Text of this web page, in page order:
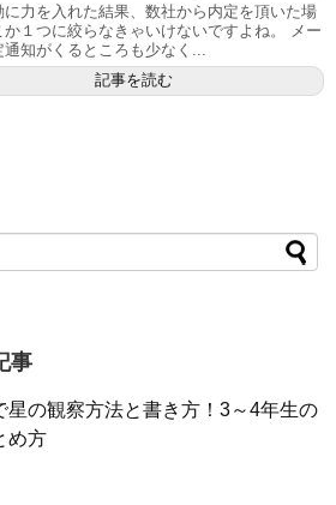
に力を入れた結果、数社から内定を頂いた場
か１つに絞らなきゃいけないですよね。 メー
通知がくるところも少なく...
記事を読む
事
星の観察方法と書き方！3～4年生の
め方